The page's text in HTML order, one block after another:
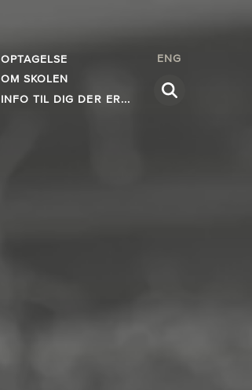
OPTAGELSE
OM SKOLEN
INFO TIL DIG DER ER...
ENG